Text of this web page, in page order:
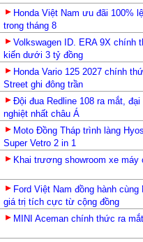
Honda Việt Nam ưu đãi 100%
trong tháng 8
Volkswagen ID. ERA 9X chính
kiến dưới 3 tỷ đồng
Honda Vario 125 2027 chính
Street ghi đông trần
Đội đua Redline 108 ra mắt,
nghiệt nhất châu Á
Moto Đồng Tháp trình làng
Super Vetro 2 in 1
Khai trương showroom xe máy
Ford Việt Nam đồng hành
giá trị tích cực từ cộng đồng
MINI Aceman chính thức ra